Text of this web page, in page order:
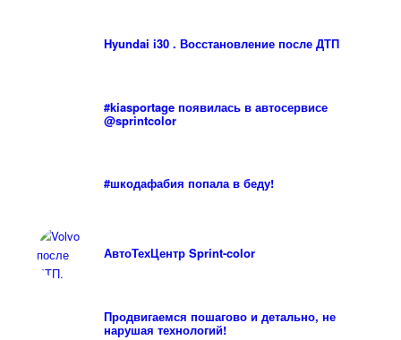
Hyundai i30 . Восстановление после ДТП
#kiasportage появилась в автосервисе
@sprintcolor
#шкодафабия попала в беду!
АвтоТехЦентр Sprint-color
Продвигаемся пошагово и детально, не
нарушая технологий!